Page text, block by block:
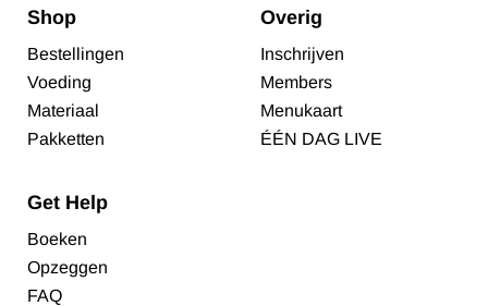
Shop
Bestellingen
Voeding
Materiaal
Pakketten
Get Help
Boeken
Opzeggen
FAQ
Overig
Inschrijven
Members
Menukaart
ÉÉN DAG LIVE